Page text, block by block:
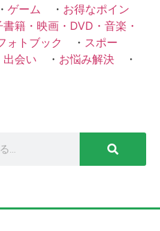
ゲーム ・ お得なポイン
書籍・映画・DVD・音楽・
ォトブック ・ スポー
出会い ・ お悩み解決 ・